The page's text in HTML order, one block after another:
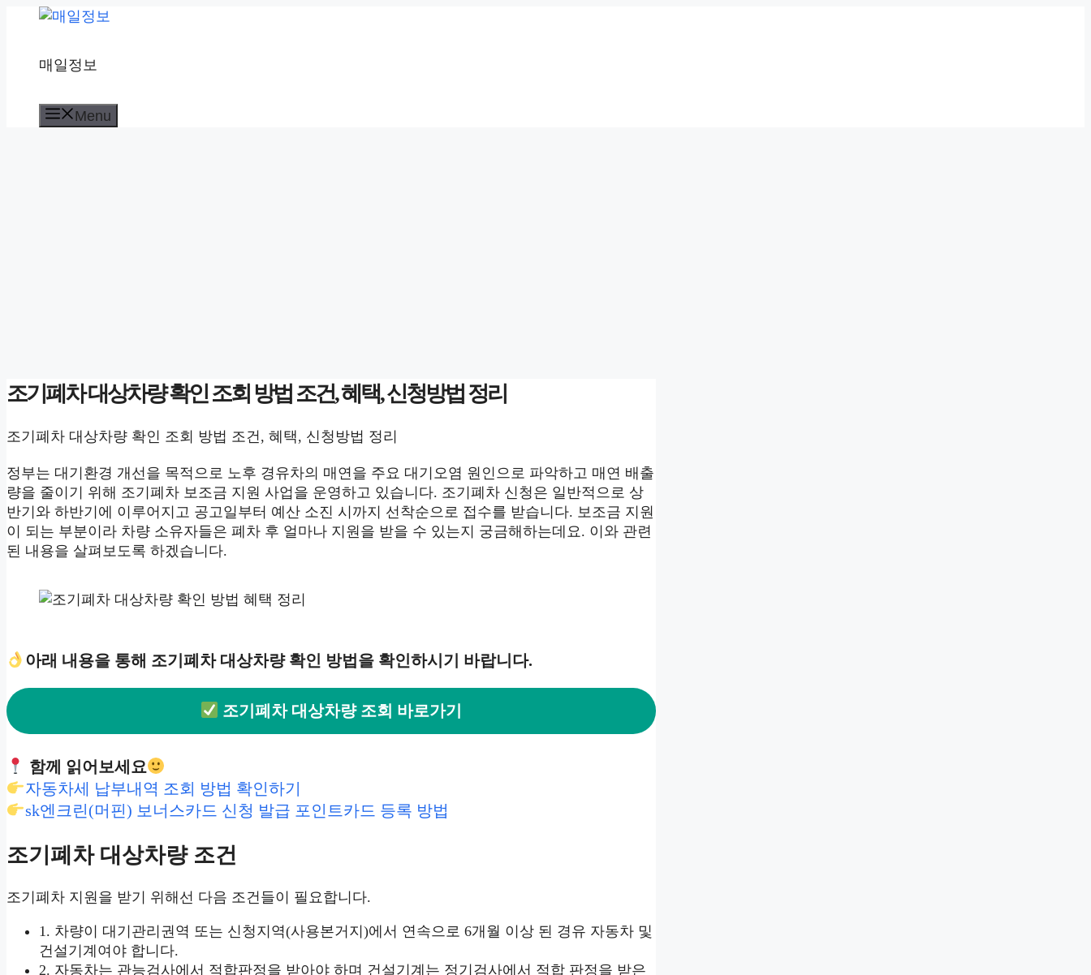
매일정보
Menu
조기폐차 대상차량 확인 조회 방법 조건, 혜택, 신청방법 정리
조기폐차 대상차량 확인 조회 방법 조건, 혜택, 신청방법 정리
정부는 대기환경 개선을 목적으로 노후 경유차의 매연을 주요 대기오염 원인으로 파악하고 매연 배출
량을 줄이기 위해 조기폐차 보조금 지원 사업을 운영하고 있습니다. 조기폐차 신청은 일반적으로 상
반기와 하반기에 이루어지고 공고일부터 예산 소진 시까지 선착순으로 접수를 받습니다. 보조금 지원
이 되는 부분이라 차량 소유자들은 폐차 후 얼마나 지원을 받을 수 있는지 궁금해하는데요. 이와 관련
된 내용을 살펴보도록 하겠습니다.
아래 내용을 통해 조기폐차 대상차량 확인 방법을 확인하시기 바랍니다.
조기폐차 대상차량 조회 바로가기
함께 읽어보세요
자동차세 납부내역 조회 방법 확인하기
sk엔크린(머핀) 보너스카드 신청 발급 포인트카드 등록 방법
조기폐차 대상차량 조건
조기폐차 지원을 받기 위해선 다음 조건들이 필요합니다.
1. 차량이 대기관리권역 또는 신청지역(사용본거지)에서 연속으로 6개월 이상 된 경유 자동차 및
건설기계여야 합니다.
2. 자동차는 관능검사에서 적합판정을 받아야 하며 건설기계는 정기검사에서 적합 판정을 받은